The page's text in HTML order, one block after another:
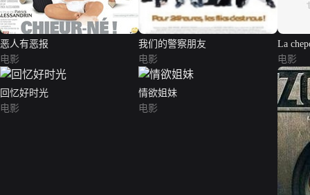
恶人有恶报
电影
我们的警察朋友
电影
La
电影
回忆好时光
电影
情欲姐妹
电影